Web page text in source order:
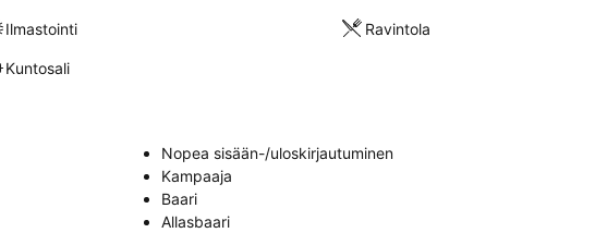
Ilmastointi Ravintola
Kuntosali
Nopea sisään-/uloskirjautuminen
Kampaaja
Baari
Allasbaari